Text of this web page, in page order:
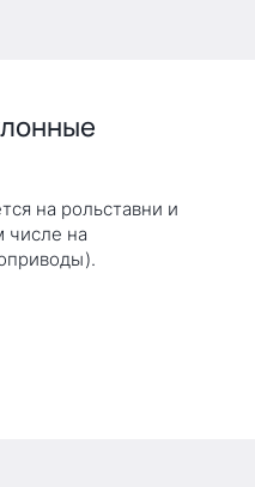
на рольставни и
числе на